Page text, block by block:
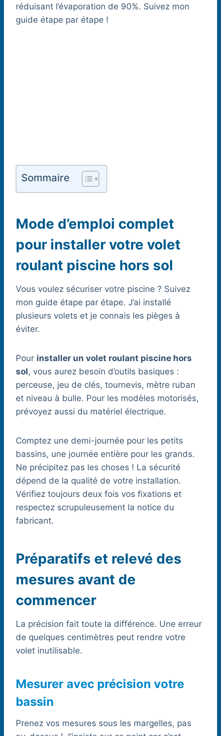
réduisant l’évaporation de 90%. Suivez mon
guide étape par étape !
Sommaire
Mode d’emploi complet
pour installer votre volet
roulant piscine hors sol
Vous voulez sécuriser votre piscine ? Suivez
mon guide étape par étape. J’ai installé
plusieurs volets et je connais les pièges à
éviter.
Pour installer un volet roulant piscine hors
sol, vous aurez besoin d’outils basiques :
perceuse, jeu de clés, tournevis, mètre ruban
et niveau à bulle. Pour les modèles motorisés,
prévoyez aussi du matériel électrique.
Comptez une demi-journée pour les petits
bassins, une journée entière pour les grands.
Ne précipitez pas les choses ! La sécurité
dépend de la qualité de votre installation.
Vérifiez toujours deux fois vos fixations et
respectez scrupuleusement la notice du
fabricant.
Préparatifs et relevé des
mesures avant de
commencer
La précision fait toute la différence. Une erreur
de quelques centimètres peut rendre votre
volet inutilisable.
Mesurer avec précision votre
bassin
Prenez vos mesures sous les margelles, pas